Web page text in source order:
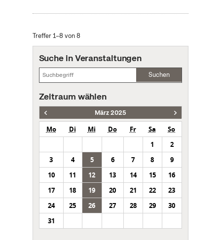
Treffer 1–8 von 8
Suche in Veranstaltungen
Suchen
Zeitraum wählen
März 2025
Mo Di Mi Do Fr Sa
So
1
2
3
4 5 6 7 8
9
10
11 12 13 14 15
16
17
18 19 20 21 22
23
24
25 26 27 28 29
30
31